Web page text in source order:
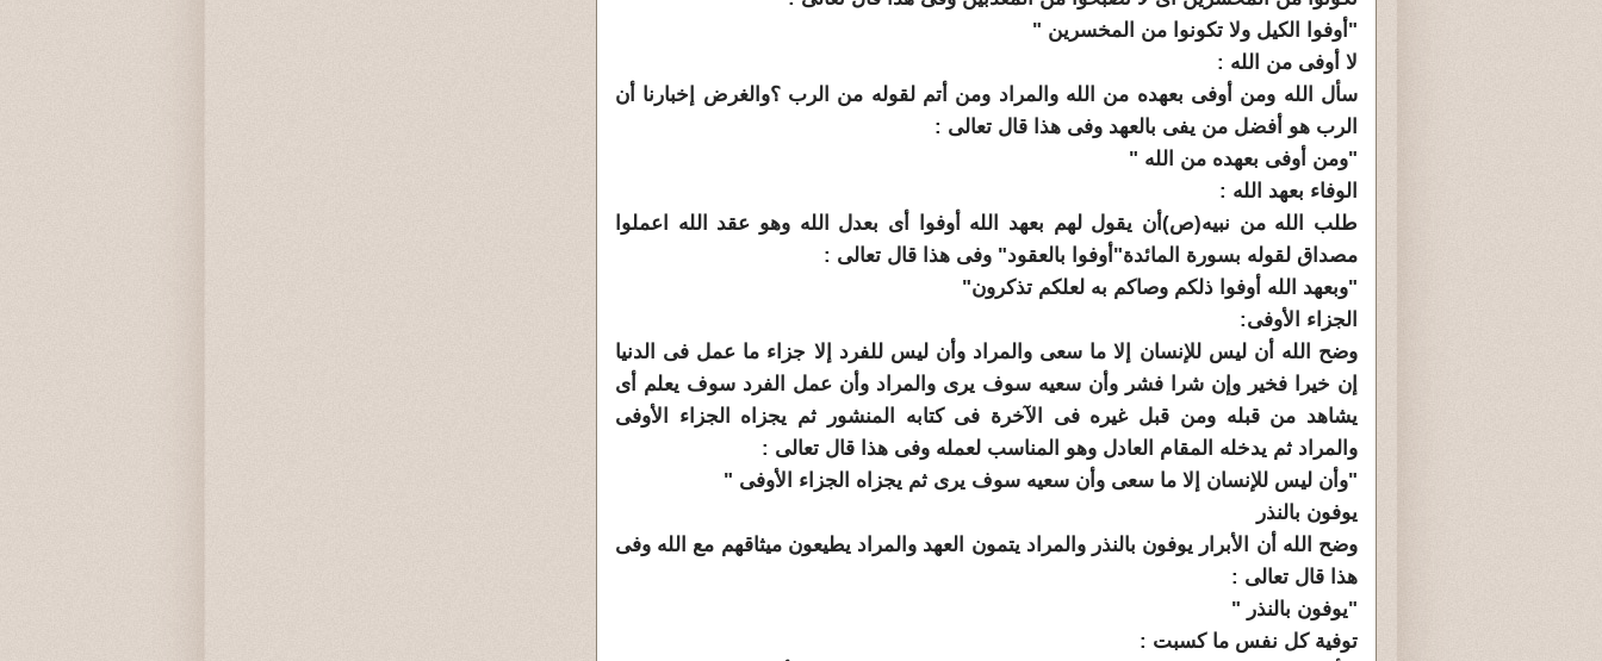
"أوفوا الكيل ولا تكونوا من المخسرين "
لا أوفى من الله :
سأل الله ومن أوفى بعهده من الله والمراد ومن أتم لقوله من الرب ؟والغرض إخبارنا أن
الرب هو أفضل من يفى بالعهد وفى هذا قال تعالى :
"ومن أوفى بعهده من الله "
الوفاء بعهد الله :
طلب الله من نبيه(ص)أن يقول لهم بعهد الله أوفوا أى بعدل الله وهو عقد الله اعملوا
مصداق لقوله بسورة المائدة"أوفوا بالعقود" وفى هذا قال تعالى :
"وبعهد الله أوفوا ذلكم وصاكم به لعلكم تذكرون"
الجزاء الأوفى:
وضح الله أن ليس للإنسان إلا ما سعى والمراد وأن ليس للفرد إلا جزاء ما عمل فى الدنيا
إن خيرا فخير وإن شرا فشر وأن سعيه سوف يرى والمراد وأن عمل الفرد سوف يعلم أى
يشاهد من قبله ومن قبل غيره فى الآخرة فى كتابه المنشور ثم يجزاه الجزاء الأوفى
والمراد ثم يدخله المقام العادل وهو المناسب لعمله وفى هذا قال تعالى :
"وأن ليس للإنسان إلا ما سعى وأن سعيه سوف يرى ثم يجزاه الجزاء الأوفى "
يوفون بالنذر
وضح الله أن الأبرار يوفون بالنذر والمراد يتمون العهد والمراد يطيعون ميثاقهم مع الله وفى
هذا قال تعالى :
"يوفون بالنذر "
توفية كل نفس ما كسبت :